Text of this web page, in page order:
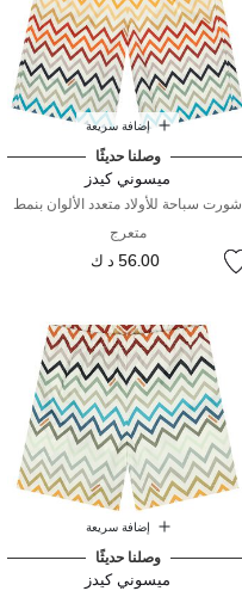
إضافة سريعة
وصلنا حديثًا
ميسوني كيدز
شورت سباحة للأولاد متعدد الألوان بنمط
متعرج
56.00 د ك
إضافة سريعة
وصلنا حديثًا
ميسوني كيدز